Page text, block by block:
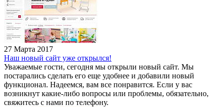
27 Марта 2017
Наш новый сайт уже открылся!
Уважаемые гости, сегодня мы открыли новый сайт. Мы
постарались сделать его еще удобнее и добавили новый
функционал. Надеемся, вам все понравится. Если у вас
возникнут какие-либо вопросы или проблемы, обязательно,
свяжитесь с нами по телефону.